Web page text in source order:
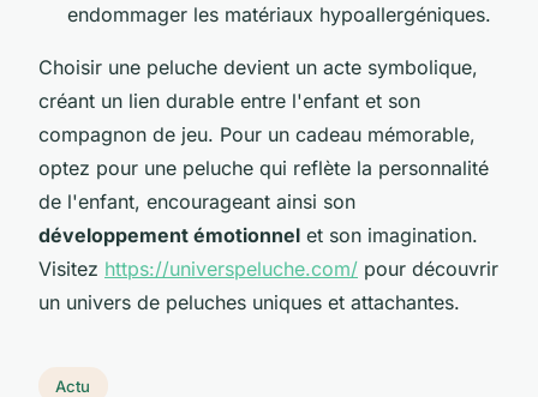
endommager les matériaux hypoallergéniques.
Choisir une peluche devient un acte symbolique,
créant un lien durable entre l'enfant et son
compagnon de jeu. Pour un cadeau mémorable,
optez pour une peluche qui reflète la personnalité
de l'enfant, encourageant ainsi son
développement émotionnel et son imagination.
Visitez https://universpeluche.com/ pour découvrir
un univers de peluches uniques et attachantes.
Actu